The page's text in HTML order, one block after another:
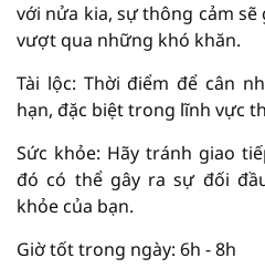
với nửa kia, sự thông cảm sẽ
vượt qua những khó khăn.
Tài lộc: Thời điểm để cân
hạn, đặc biệt trong lĩnh vực
Sức khỏe: Hãy tránh giao
đó có thể gây ra sự đối
khỏe của bạn.
Giờ tốt trong ngày: 6h - 8h